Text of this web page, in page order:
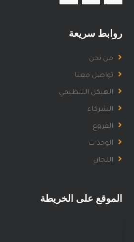
روابط سريعة
من نحن
تواصل معنا
الهيكل التنظيمي
الشركاء
الفروع
الوحدات
اللجان
الموقع على الخريطة